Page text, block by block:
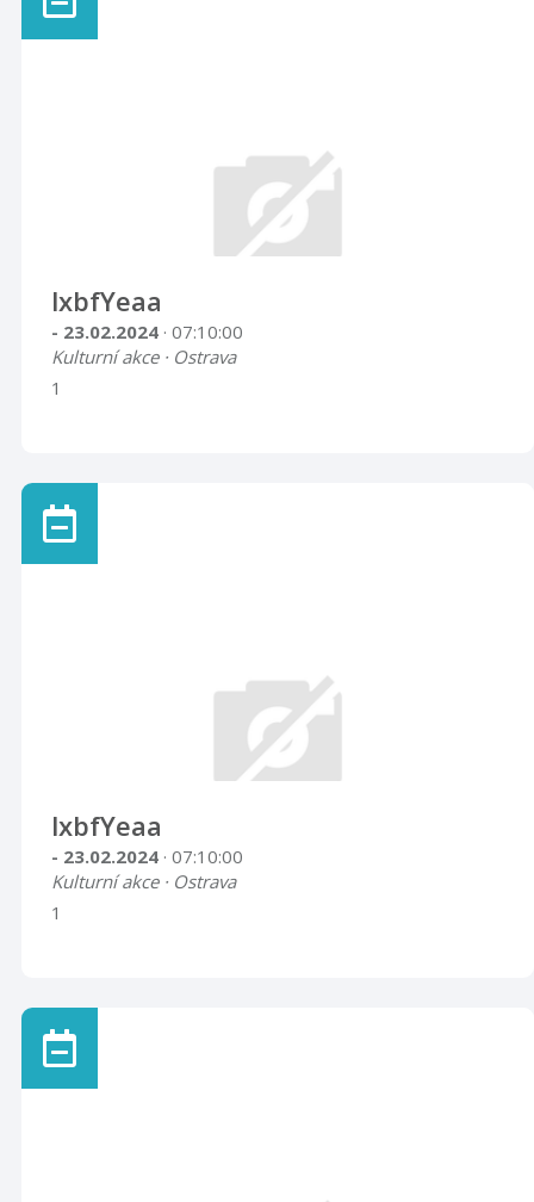
lxbfYeaa
- 23.02.2024 · 07:10:00
Kulturní akce · Ostrava
1
lxbfYeaa
- 23.02.2024 · 07:10:00
Kulturní akce · Ostrava
1